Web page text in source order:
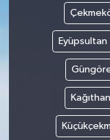
Eyüpsultan
Tarım ve
Teknoloji
Ulusal
Yaşam